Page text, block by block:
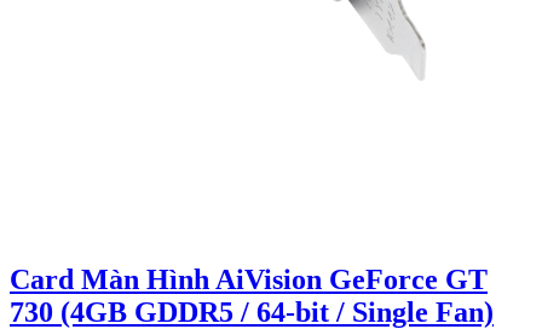
Card Màn Hình AiVision GeForce GT
730 (4GB GDDR5 / 64-bit / Single Fan)